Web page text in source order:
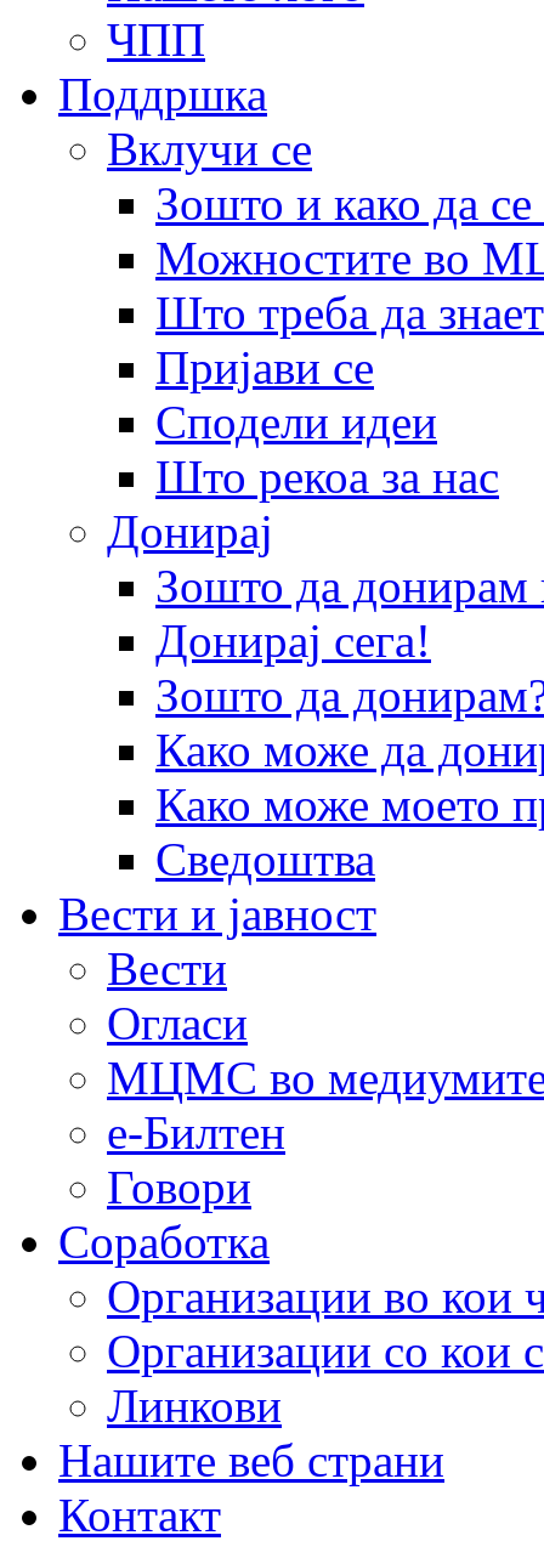
ЧПП
Поддршка
Вклучи се
Зошто и како да
Можностите во
Што треба да
Пријави се
Сподели идеи
Што рекоа за нас
Донирај
Зошто да
Донирај сега!
Зошто да
Како може да
Како може моето
Сведоштва
Вести и јавност
Вести
Огласи
МЦМС во
е-Билтен
Говори
Соработка
Организации во кои
Организации со кои
Линкови
Нашите веб страни
Контакт